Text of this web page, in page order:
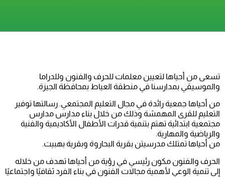
تسعى من أحياها لتعيين معلمات للحرف والفنون وللدراما
والموسيقي بمدارسنا في منطقة العياط بمحافظة الجيزة.
من أحياها جمعية رائدة في مجال التعليم المجتمعي. رسالتها توفير
التعليم للقرى المهمشة وذلك من خلال بناء مدارس مدارس
مجتمعية ابتدائية تهتم بتنمية قدرات الأطفال الأكاديمية والفنية
والرياضية والمهارية.
من أحياها تمتلك مدرسيتن بقرية البحاروة وبقرية بهبيت.
الحرف والفنون مكون رئيسي في رؤية من أحياها تهدف من خلاله
إلى تنمية الوعي لأهمية مجالات الفنون في بناء الفرد ثقافيًا واجتماعيًا